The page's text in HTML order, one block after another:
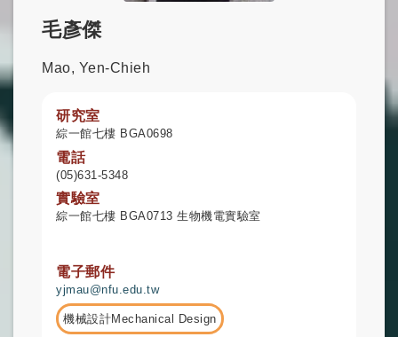
毛彥傑
Mao, Yen-Chieh
研究室
綜一館七樓 BGA0698
電話
(05)631-5348
實驗室
綜一館七樓 BGA0713 生物機電實驗室
電子郵件
yjmau@nfu.edu.tw
機械設計Mechanical Design